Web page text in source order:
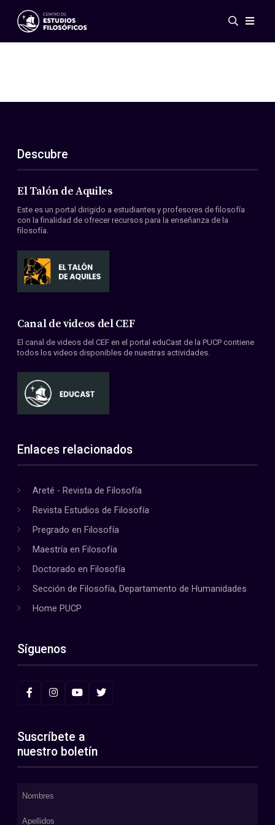
Eventos
ES
EN
Acerca de nosotros
Miembros
Convenios
Descubre
El Talón de Aquiles
Este es un portal dirigido a estudiantes y profesores de filosofía
con la finalidad de ofrecer recursos para la enseñanza de la
filosofía.
Canal de videos del CEF
El canal de videos del CEF en el portal eduCast de la PUCP contiene
todos los videos disponibles de nuestras actividades.
Enlaces relacionados
Areté - Revista de Filosofía
Revista Estudios de Filosofía
Pregrado en Filosofía
Maestría en Filosofía
Doctorado en Filosofía
Sección de Filosofía, Departamento de Humanidades
Home PUCP
Síguenos
Suscríbete a
nuestro boletín